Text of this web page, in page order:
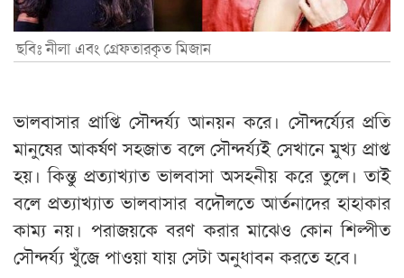
ছবিঃ নীলা এবং গ্রেফতারকৃত মিজান
ভালবাসার প্রাপ্তি সৌন্দর্য্য আনয়ন করে। সৌন্দর্য্যের প্রতি
মানুষের আকর্ষণ সহজাত বলে সৌন্দর্য্যই সেখানে মুখ্য প্রাপ্ত
হয়। কিন্তু প্রত্যাখ্যাত ভালবাসা অসহনীয় করে তুলে। তাই
বলে প্রত্যাখ্যাত ভালবাসার বদৌলতে আর্তনাদের হাহাকার
কাম্য নয়। পরাজয়কে বরণ করার মাঝেও কোন শিল্পীত
সৌন্দর্য্য খুঁজে পাওয়া যায় সেটা অনুধাবন করতে হবে।